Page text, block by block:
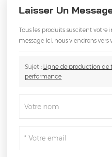
Laisser Un
Tous les produits suscitent votre
message ici, nous viendrons vers
Sujet : Ligne de production de
performance